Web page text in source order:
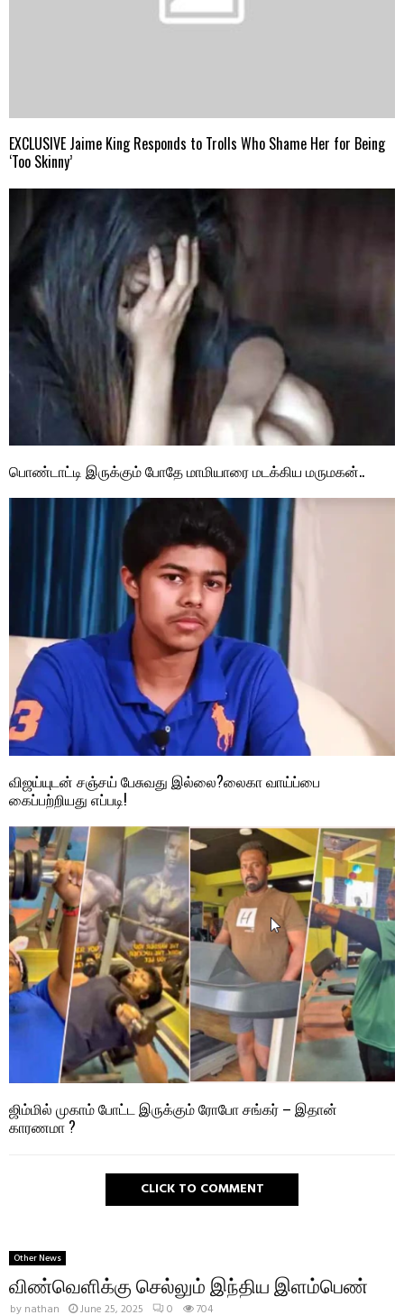
EXCLUSIVE Jaime King Responds to Trolls Who Shame Her for Being
‘Too Skinny’
பொண்டாட்டி இருக்கும் போதே மாமியாரை மடக்கிய மருமகன்..
விஜய்யுடன் சஞ்சய் பேசுவது இல்லை?லைகா வாய்ப்பை
கைப்பற்றியது எப்படி!
ஜிம்மில் முகாம் போட்ட இருக்கும் ரோபோ சங்கர் – இதான்
காரணமா ?
CLICK TO COMMENT
Other News
விண்வெளிக்கு செல்லும் இந்திய இளம்பெண்
by nathan June 25, 2025 0 704